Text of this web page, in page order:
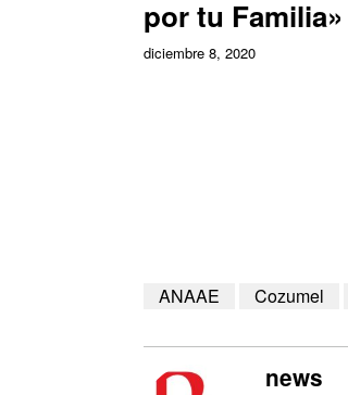
por tu Familia»
diciembre 8, 2020
ANAAE Cozumel
news